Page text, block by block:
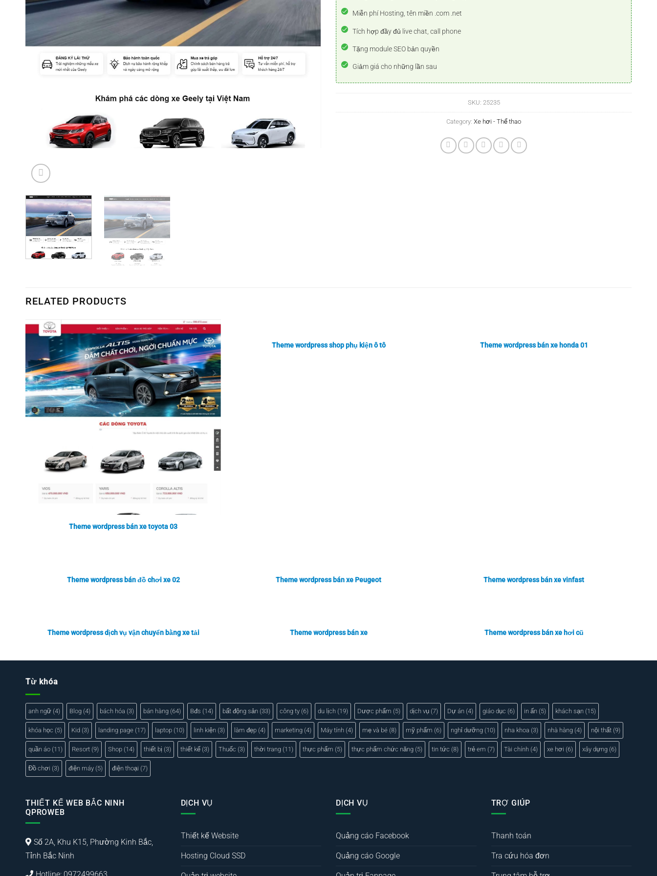
Miễn phí Hosting, tên miền .com .net
Tích hợp đầy đủ live chat, call phone
Tặng module SEO bản quyền
Giảm giá cho những lần sau
SKU: 25235
Category: Xe hơi - Thể thao
RELATED PRODUCTS
Theme wordpress bán xe toyota 03
Theme wordpress shop phụ kiện ô tô Theme wordpress bán xe honda 01
Theme wordpress bán đồ chơi xe 02 Theme wordpress bán xe Peugeot Theme wordpress bán xe vinfast
Theme wordpress dịch vụ vận chuyển bằng xe tải Theme wordpress bán xe Theme wordpress bán xe hơi cũ
Từ khóa
anh ngữ (4) Blog (4) bách hóa (3) bán hàng (64) Bđs (14) bất động sản (33) công ty (6) du lịch (19) Dược phẩm (5) dịch vụ (7) Dự án (4) giáo dục (6) in ấn (5) khách sạn (15)
khóa học (5) Kid (3) landing page (17) laptop (10) linh kiện (3) làm đẹp (4) marketing (4) Máy tính (4) mẹ và bé (8) mỹ phẩm (6) nghỉ dưỡng (10) nha khoa (3) nhà hàng (4) nội thất (9)
quần áo (11) Resort (9) Shop (14) thiết bị (3) thiết kế (3) Thuốc (3) thời trang (11) thực phẩm (5) thực phẩm chức năng (5) tin tức (8) trẻ em (7) Tài chính (4) xe hơi (6) xây dựng (6)
Đồ chơi (3) điện máy (5) điện thoại (7)
THIẾT KẾ WEB BẮC NINH
QPROWEB
Số 2A, Khu K15, Phường Kinh Bắc,
Tỉnh Bắc Ninh
DỊCH VỤ
Thiết kế Website
Hosting Cloud SSD
DỊCH VỤ
Quảng cáo Facebook
Quảng cáo Google
TRỢ GIÚP
Thanh toán
Tra cứu hóa đơn